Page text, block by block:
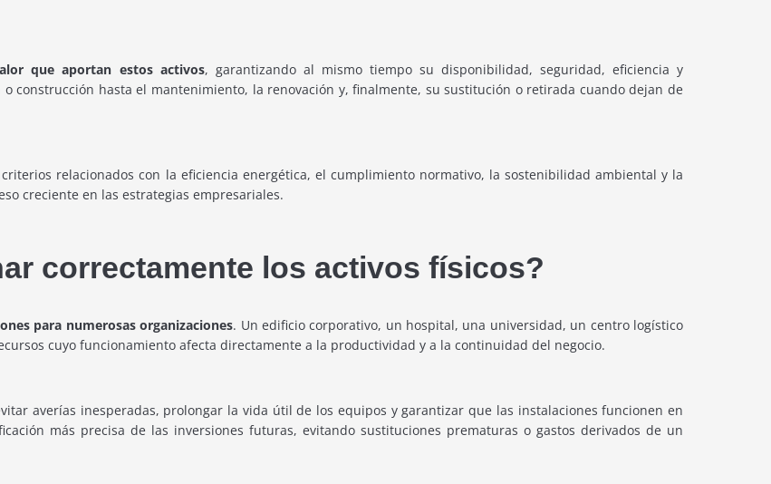
que aportan estos activos, garantizando al mismo tiempo su disponibilidad, seguridad, eficiencia y
construcción hasta el mantenimiento, la renovación y, finalmente, su sustitución o retirada cuando dejan de
relacionados con la eficiencia energética, el cumplimiento normativo, la sostenibilidad ambiental y la
creciente en las estrategias empresariales.
correctamente los activos físicos?
para numerosas organizaciones. Un edificio corporativo, un hospital, una universidad, un centro logístico
cuyo funcionamiento afecta directamente a la productividad y a la continuidad del negocio.
averías inesperadas, prolongar la vida útil de los equipos y garantizar que las instalaciones funcionen en
más precisa de las inversiones futuras, evitando sustituciones prematuras o gastos derivados de un